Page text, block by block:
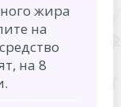
жира
на
на 8